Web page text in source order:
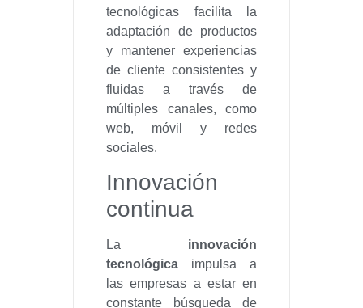
tecnológicas facilita la
adaptación de productos
y mantener experiencias
de cliente consistentes y
fluidas a través de
múltiples canales, como
web, móvil y redes
sociales.
Innovación
continua
La innovación
tecnológicaimpulsa a
las empresas a estar en
constante búsqueda de